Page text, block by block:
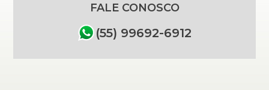
FALE CONOSCO
(55) 99692-6912